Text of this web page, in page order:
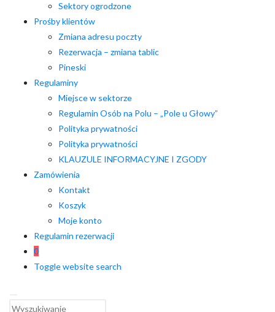
Sektory ogrodzone
Prośby klientów
Zmiana adresu poczty
Rezerwacja – zmiana tablic
Pineski
Regulaminy
Miejsce w sektorze
Regulamin Osób na Polu – „Pole u Głowy”
Polityka prywatności
Polityka prywatności
KLAUZULE INFORMACYJNE I ZGODY
Zamówienia
Kontakt
Koszyk
Moje konto
Regulamin rezerwacji
0
Toggle website search